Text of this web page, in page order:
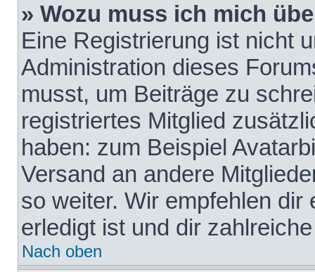
» Wozu muss ich mich
Eine Registrierung ist nicht
Administration dieses
musst, um Beiträge zu
registriertes Mitglied
haben: zum Beispiel
Versand an andere
so weiter. Wir empfehlen
erledigt ist und dir
Nach oben